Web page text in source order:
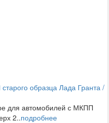
образца Лада Гранта /
для автомобилей с МКПП
2..подробнее